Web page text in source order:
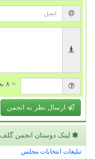
= ۸ بعلاوه ۳
ارسال نظر به انجمن
لینک دوستان انجمن گلف
تبلیغات انتخابات مجلس